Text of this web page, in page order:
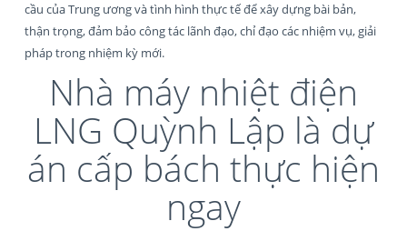
cầu của Trung ương và tình hình thực tế để xây dựng bài bản,
thận trọng, đảm bảo công tác lãnh đạo, chỉ đạo các nhiệm vụ, giải
pháp trong nhiệm kỳ mới.
Nhà máy nhiệt điện
LNG Quỳnh Lập là dự
án cấp bách thực hiện
ngay